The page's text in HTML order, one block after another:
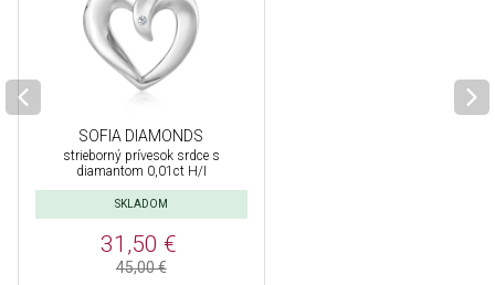
SOFIA DIAMONDS
strieborný prívesok srdce s
diamantom 0,01ct H/I
SKLADOM
31,50 €
45,00 €